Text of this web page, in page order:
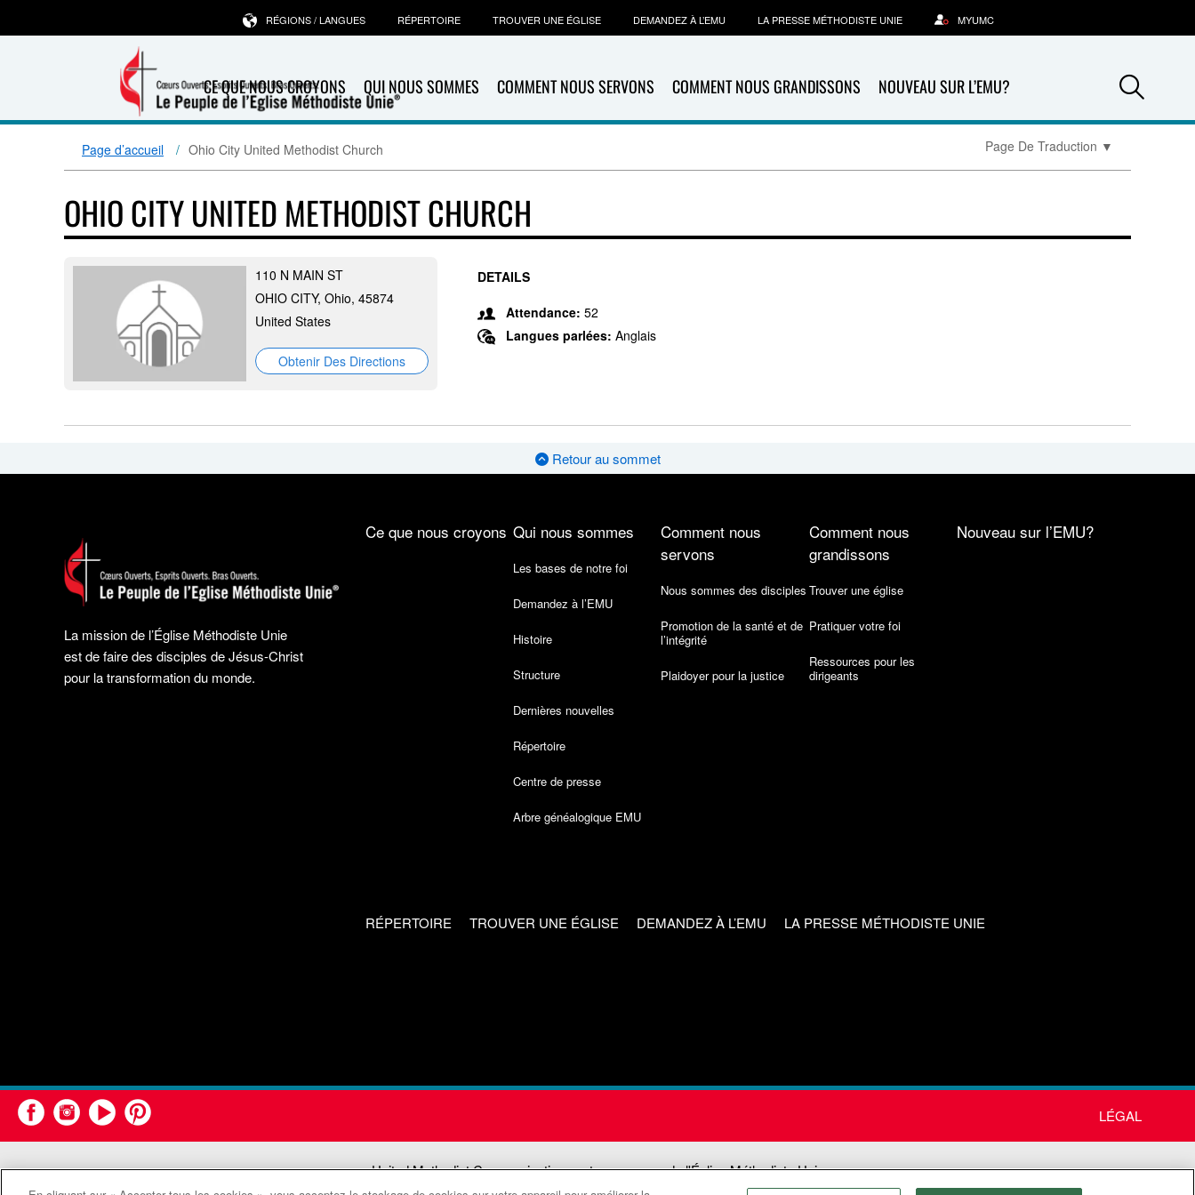
CE QUE NOUS CROYONS QUI NOUS SOMMES COMMENT NOUS SERVONS COMMENT NOUS GRANDISSONS NOUVEAU SUR L’EMU?
RÉGIONS / LANGUES RÉPERTOIRE TROUVER UNE ÉGLISE DEMANDEZ À L’EMU LA PRESSE MÉTHODISTE UNIE MYUMC
Page d’accueil Ohio City United Methodist Church Page De Traduction ▼
OHIO CITY UNITED METHODIST CHURCH
110 N MAIN ST
OHIO CITY, Ohio, 45874
United States
Obtenir Des Directions
DETAILS
Attendance: 52
Langues parlées: Anglais
Retour au sommet
La mission de l’Église Méthodiste Unie
est de faire des disciples de Jésus-Christ
pour la transformation du monde.
Ce que nous croyons Qui nous sommes
Les bases de notre foi
Demandez à l’EMU
Histoire
Structure
Dernières nouvelles
Répertoire
Centre de presse
Arbre généalogique EMU
Comment nous
servons
Nous sommes des disciples
Promotion de la santé et de
l’intégrité
Plaidoyer pour la justice
Comment nous
grandissons
Trouver une église
Pratiquer votre foi
Ressources pour les
dirigeants
Nouveau sur l’EMU?
RÉPERTOIRE TROUVER UNE ÉGLISE DEMANDEZ À L’EMU LA PRESSE MÉTHODISTE UNIE
LÉGAL
United Methodist Communications est une agence de l'Église Méthodiste Unie